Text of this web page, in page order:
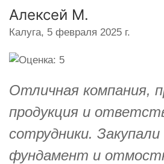
Алексей М.
Калуга, 5 февраля 2025 г.
Отличная компания,
продукция и
сотрудники.
фундамент и